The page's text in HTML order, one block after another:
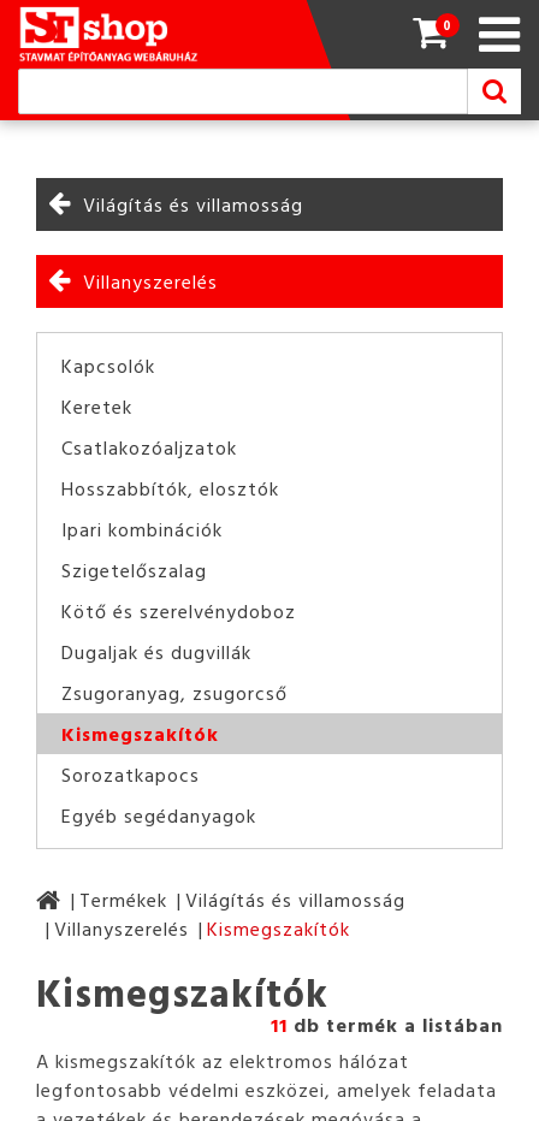
0
Világítás és villamosság
Villanyszerelés
Kapcsolók
Keretek
Csatlakozóaljzatok
Hosszabbítók, elosztók
Ipari kombinációk
Szigetelőszalag
Kötő és szerelvénydoboz
Dugaljak és dugvillák
Zsugoranyag, zsugorcső
Kismegszakítók
Sorozatkapocs
Egyéb segédanyagok
Termékek
Világítás és villamosság
Villanyszerelés
Kismegszakítók
Kismegszakítók
11 db termék a listában
A kismegszakítók az elektromos hálózat
legfontosabb védelmi eszközei, amelyek feladata